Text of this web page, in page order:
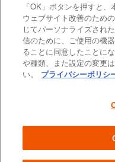
サイトポリシー
並行輸入品について
返品について
よくあるご質問
「OK」ボタンを押すと、
ウェブサイト改善のため
じてパーソナライズされ
信のために、ご使用の機
ることに同意したことに
や種類、また設定の変更
い。
プライバシーポリシ